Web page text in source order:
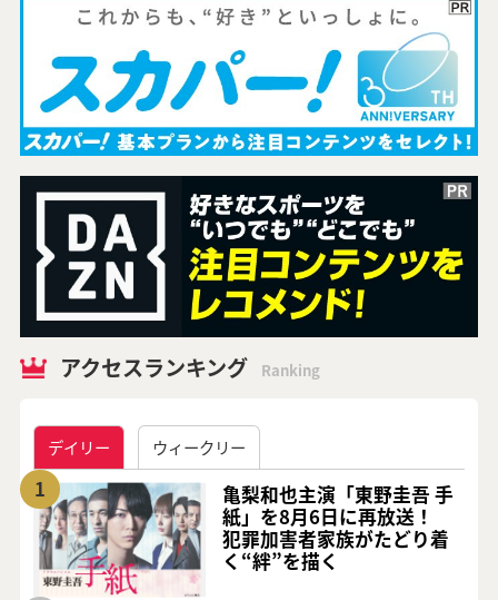
アクセスランキング Ranking
デイリー ウィークリー
1
亀梨和也主演「東野圭吾 手
紙」を8月6日に再放送！
犯罪加害者家族がたどり着
く“絆”を描く